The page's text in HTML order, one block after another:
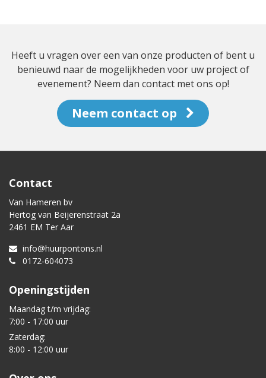
Heeft u vragen over een van onze producten of bent u
benieuwd naar de mogelijkheden voor uw project of
evenement? Neem dan contact met ons op!
Neem contact op
Contact
Van Hameren bv
Hertog van Beijerenstraat 2a
2461 EM Ter Aar
info@huurpontons.nl
0172-604073
Openingstijden
Maandag t/m vrijdag:
7:00 - 17:00 uur
Zaterdag:
8:00 - 12:00 uur